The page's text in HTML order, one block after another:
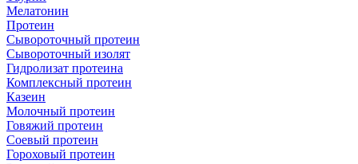
Мелатонин
Протеин
Сывороточный протеин
Сывороточный изолят
Гидролизат протеина
Комплексный протеин
Казеин
Молочный протеин
Говяжий протеин
Соевый протеин
Гороховый протеин